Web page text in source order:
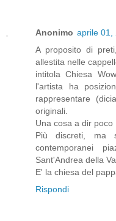
Anonimo aprile 01,
A proposito di
allestita nelle
intitola Chiesa
l'artista ha
rappresentare
originali.
Una cosa a dir poco
Più discreti, ma
contemporanei
Sant'Andrea della
E' la chiesa del
Rispondi